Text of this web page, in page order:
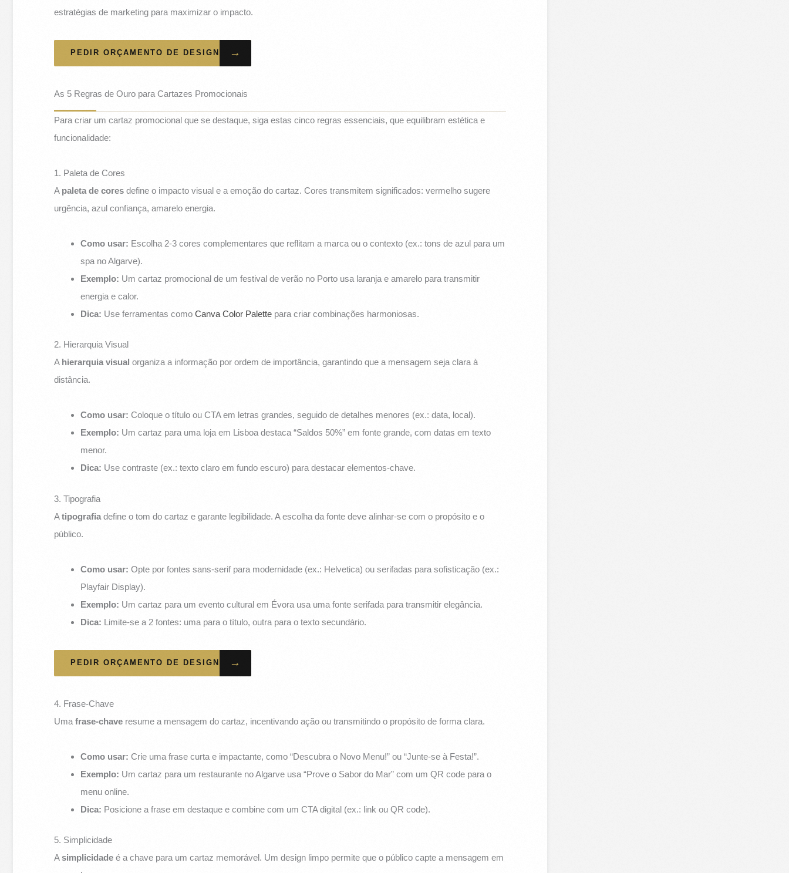
estratégias de marketing para maximizar o impacto.
PEDIR ORÇAMENTO DE DESIGN →
As 5 Regras de Ouro para Cartazes Promocionais
Para criar um cartaz promocional que se destaque, siga estas cinco regras essenciais, que equilibram estética e
funcionalidade:
1. Paleta de Cores
A paleta de cores define o impacto visual e a emoção do cartaz. Cores transmitem significados: vermelho sugere
urgência, azul confiança, amarelo energia.
Como usar: Escolha 2-3 cores complementares que reflitam a marca ou o contexto (ex.: tons de azul para um
spa no Algarve).
Exemplo: Um cartaz promocional de um festival de verão no Porto usa laranja e amarelo para transmitir
energia e calor.
Dica: Use ferramentas comoCanva Color Palette para criar combinações harmoniosas.
2. Hierarquia Visual
A hierarquia visual organiza a informação por ordem de importância, garantindo que a mensagem seja clara à
distância.
Como usar: Coloque o título ou CTA em letras grandes, seguido de detalhes menores (ex.: data, local).
Exemplo: Um cartaz para uma loja em Lisboa destaca “Saldos 50%” em fonte grande, com datas em texto
menor.
Dica: Use contraste (ex.: texto claro em fundo escuro) para destacar elementos-chave.
3. Tipografia
Atipografia define o tom do cartaz e garante legibilidade. A escolha da fonte deve alinhar-se com o propósito e o
público.
Como usar: Opte por fontes sans-serif para modernidade (ex.: Helvetica) ou serifadas para sofisticação (ex.:
Playfair Display).
Exemplo: Um cartaz para um evento cultural em Évora usa uma fonte serifada para transmitir elegância.
Dica: Limite-se a 2 fontes: uma para o título, outra para o texto secundário.
PEDIR ORÇAMENTO DE DESIGN →
4. Frase-Chave
Umafrase-chave resume a mensagem do cartaz, incentivando ação ou transmitindo o propósito de forma clara.
Como usar: Crie uma frase curta e impactante, como “Descubra o Novo Menu!” ou “Junte-se à Festa!”.
Exemplo: Um cartaz para um restaurante no Algarve usa “Prove o Sabor do Mar” com um QR code para o
menu online.
Dica: Posicione a frase em destaque e combine com um CTA digital (ex.: link ou QR code).
5. Simplicidade
Asimplicidade é a chave para um cartaz memorável. Um design limpo permite que o público capte a mensagem em